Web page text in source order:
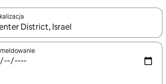
wyniki będą dostępne, możesz poruszać się po